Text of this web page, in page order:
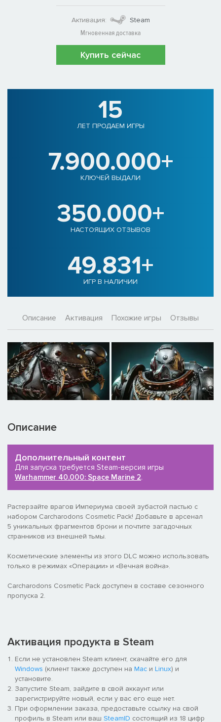
Активация:
Steam
Мгновенная доставка
Купить сейчас
15
ЛЕТ ПРОДАЕМ ИГРЫ
7.900.000+
КЛЮЧЕЙ ВЫДАЛИ
350.000+
НАСТОЯЩИХ ОТЗЫВОВ
49.831+
ИГР В НАЛИЧИИ
Описание Активация Похожие игры Отзывы
Описание
Дополнительный контент
Для запуска требуется Steam-версия игры
Warhammer 40,000: Space Marine 2.
Растерзайте врагов Империума своей зубастой пастью с
набором Carcharodons Cosmetic Pack! Добавьте в арсенал
5 уникальных фрагментов брони и почтите загадочных
странников из внешней тьмы.
Косметические элементы из этого DLC можно использовать
только в режимах «Операции» и «Вечная война».
Carcharodons Cosmetic Pack доступен в составе сезонного
пропуска 2.
Активация продукта в Steam
Если не установлен Steam клиент, скачайте его для
Windows (клиент также доступен на Mac и Linux) и
установите.
Запустите Steam, зайдите в свой аккаунт или
зарегистрируйте новый, если у вас его еще нет.
При оформлении заказа, предоставьте ссылку на свой
профиль в Steam или ваш SteamID состоящий из 18 цифр